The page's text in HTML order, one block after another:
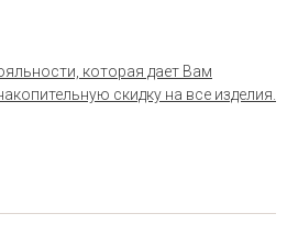
которая дает Вам
скидку на все изделия.